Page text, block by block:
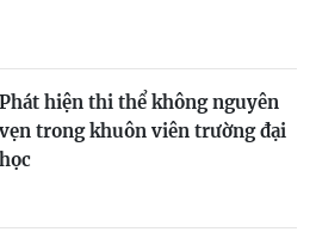
Phát hiện thi thể không nguyên
vẹn trong khuôn viên trường đại
học